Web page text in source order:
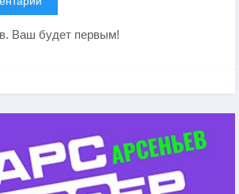
Ваш будет первым!